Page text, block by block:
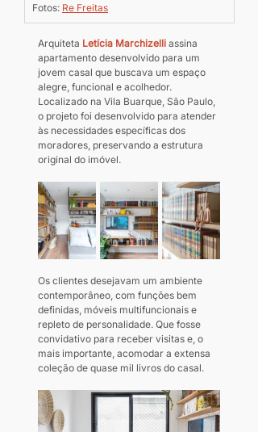
Fotos: Re Freitas
Arquiteta Letícia Marchizelli assina
apartamento desenvolvido para um
jovem casal que buscava um espaço
alegre, funcional e acolhedor.
Localizado na Vila Buarque, São Paulo,
o projeto foi desenvolvido para atender
às necessidades específicas dos
moradores, preservando a estrutura
original do imóvel.
Os clientes desejavam um ambiente
contemporâneo, com funções bem
definidas, móveis multifuncionais e
repleto de personalidade. Que fosse
convidativo para receber visitas e, o
mais importante, acomodar a extensa
coleção de quase mil livros do casal.